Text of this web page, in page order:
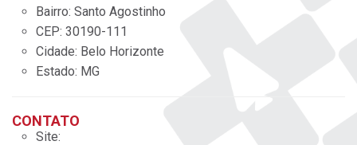
Bairro: Santo Agostinho
CEP: 30190-111
Cidade: Belo Horizonte
Estado: MG
CONTATO
Site: